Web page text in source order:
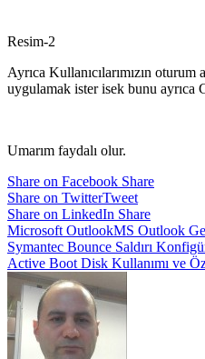
Resim-2
Ayrıca Kullanıcılarımızın
uygulamak ister isek bunu ayrıca
Umarım faydalı olur.
Share on Facebook Share
Share on TwitterTweet
Share on LinkedIn Share
Microsoft OutlookMS Outlook
Yazı
gezinmesi
Symantec Bounce Saldırı
Active Boot Disk Kullanımı ve